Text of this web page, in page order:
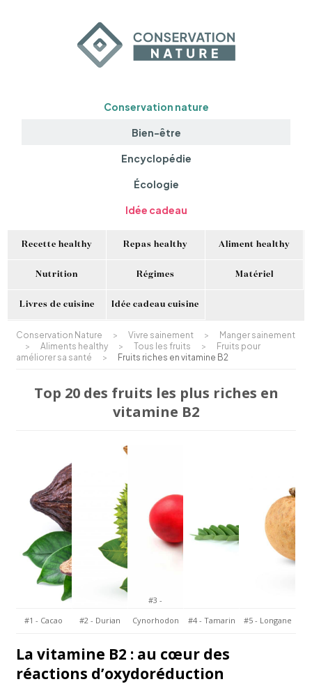
Conservation nature
Bien-être
Encyclopédie
Écologie
Idée cadeau
Recette healthy Repas healthy Aliment healthy
Nutrition Régimes Matériel
Livres de cuisine Idée cadeau cuisine
Conservation Nature > Vivre sainement >
Manger sainement
>
Aliments healthy > Tous les fruits >
Fruits pour
améliorer sa santé
> Fruits riches en vitamine B2
Top 20 des fruits les plus riches en
vitamine B2
#1 - Cacao #2 - Durian
#3 -
Cynorhodon
#4 - Tamarin #5 - Longane
La vitamine B2 : au cœur des
réactions d’oxydoréduction